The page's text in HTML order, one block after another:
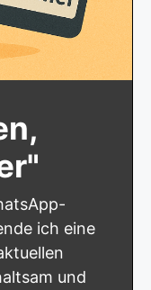
ich eine
und